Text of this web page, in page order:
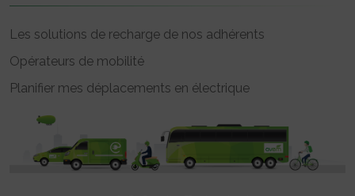
Les solutions de recharge de nos adhérents
Opérateurs de mobilité
Planifier mes déplacements en électrique